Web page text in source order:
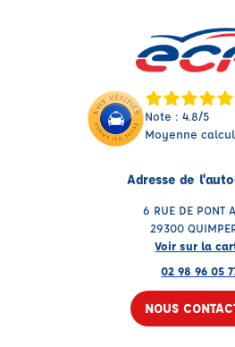
Note : 4.8/5
Moyenne
Adresse de
6 RUE DE PONT
29300
Voir sur la
02 98 96 05
NOUS